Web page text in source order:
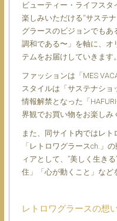
ビューティー・ライフス
楽しみいただける“サステ
グラースのビジョンでもあ
調和である〜」を軸に、オ
テムをお届けしていきます。
ファッションは「 MES
スタイルは「 サステナショ
情報解禁となった「
界観でお買い物をお楽しみ
また、同サイト内ではレト
「 レトロワグラースch. 」
ィアとして、”美しく生き
住」「心が動くこと」など
レトロワグラースの想